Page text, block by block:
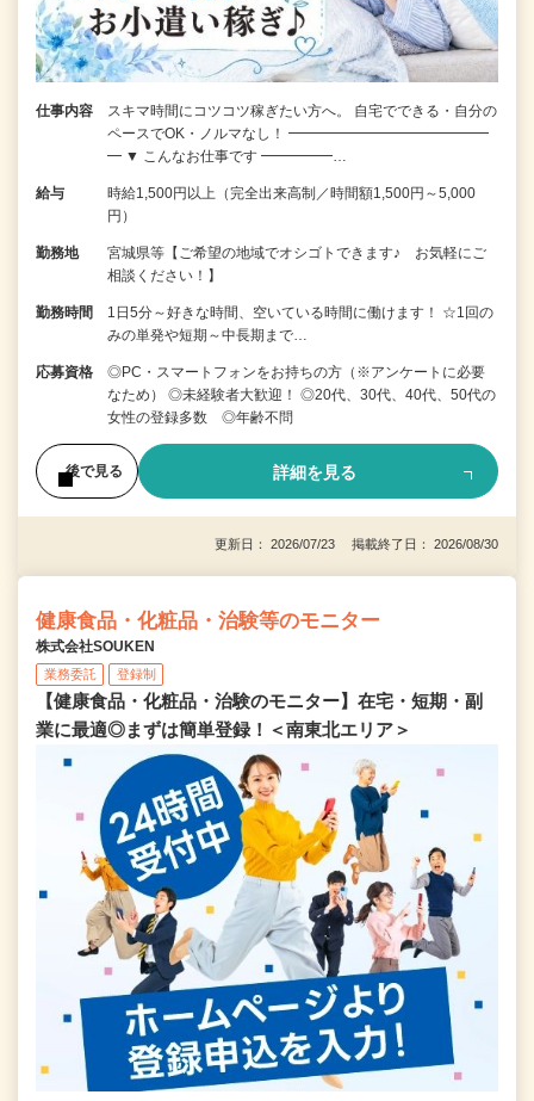
仕事内容
スキマ時間にコツコツ稼ぎたい方へ。 自宅でできる・自分の
ペースでOK・ノルマなし！ ━━━━━━━━━━━━━━
━ ▼ こんなお仕事です ━━━━━…
給与
時給1,500円以上（完全出来高制／時間額1,500円～5,000
円）
勤務地
宮城県等【ご希望の地域でオシゴトできます♪ お気軽にご
相談ください！】
勤務時間
1日5分～好きな時間、空いている時間に働けます！ ☆1回の
みの単発や短期～中長期まで…
応募資格
◎PC・スマートフォンをお持ちの方（※アンケートに必要
なため） ◎未経験者大歓迎！ ◎20代、30代、40代、50代の
女性の登録多数 ◎年齢不問
後で見る 詳細を見る
更新日： 2026/07/23 掲載終了日： 2026/08/30
健康食品・化粧品・治験等のモニター
株式会社SOUKEN
業務委託 登録制
【健康食品・化粧品・治験のモニター】在宅・短期・副
業に最適◎まずは簡単登録！＜南東北エリア＞